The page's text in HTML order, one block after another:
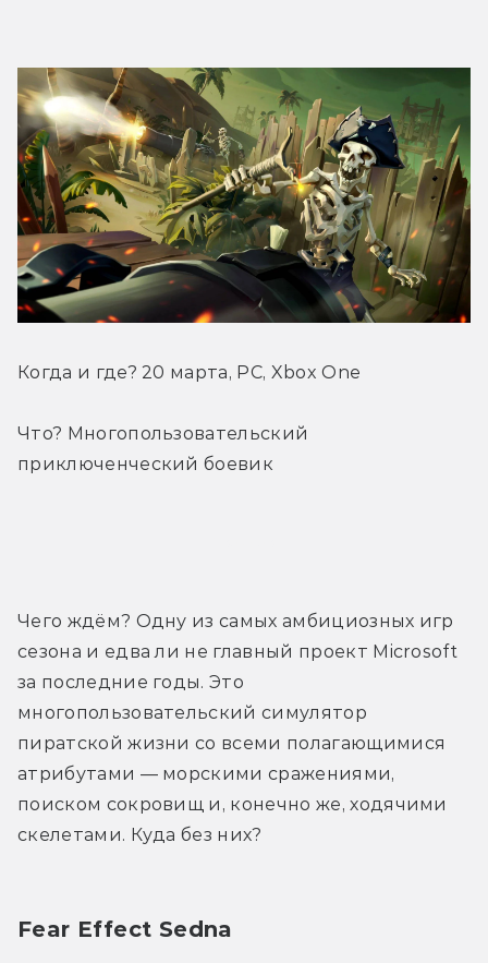
Когда и где? 20 марта, PC, Xbox One
Что? Многопользовательский
приключенческий боевик
Чего ждём? Одну из самых амбициозных игр
сезона и едва ли не главный проект Microsoft
за последние годы. Это
многопользовательский симулятор
пиратской жизни со всеми полагающимися
атрибутами — морскими сражениями,
поиском сокровищ и, конечно же, ходячими
скелетами. Куда без них?
Fear Effect Sedna